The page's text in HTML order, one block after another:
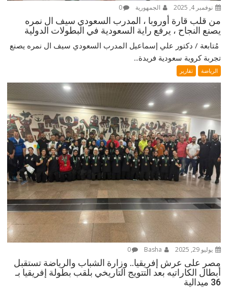
نوفمبر 4, 2025 الجمهورية 0
من قلب قارة أوروبا ، المدرب السعودي سيف ال نمره
يصنع النجاح ، يرفع راية السعودية في البطولات الدولية
‎ مُتابعة / دكتور علي إسماعيل ‎المدرب السعودي سيف ال نمره يصنع
تجربة كروية سعودية فريدة...
الرياضة تقارير
يوليو 29, 2025 0
مصر على عرش إفريقيا.. وزارة الشباب والرياضة تستقبل
أبطال الكاراتيه بعد التتويج التاريخي بلقب بطولة إفريقيا بـ
36 ميدالية